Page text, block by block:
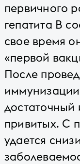
первичного
гепатита B
свое время
«первой
После
достаточный
привитых. С
удается